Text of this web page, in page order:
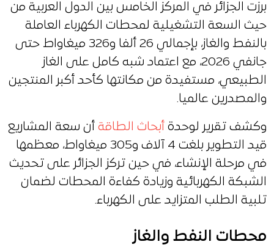
برزت الجزائر في المركز الخامس بين الدول العربية من
حيث السعة التشغيلية لمحطات الكهرباء العاملة
بالنفط والغاز، بإجمالي 26 ألفا و326 ميغاواط حتى
جانفي 2026، مع اعتماد شبه كامل على الغاز
الطبيعي، مستفيدة من مكانتها كأحد أكبر المنتجين
والمصدرين عالميا.
وكشف تقرير لوحدة أبحاث الطاقة أن سعة المشاريع
قيد التطوير بلغت 4 آلاف و305 ميغاواط، معظمها
في مرحلة الإنشاء، في حين تركز الجزائر على تحديث
الشبكة الكهربائية وزيادة كفاءة المحطات لضمان
تلبية الطلب المتزايد على الكهرباء.
محطات النفط والغاز